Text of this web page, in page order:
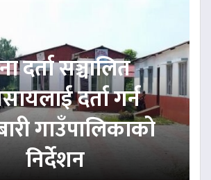
दर्ता सञ्चालित
दर्ता गर्न
गाउँपालिकाको
निर्देशन